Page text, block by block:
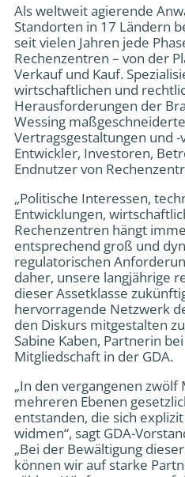
Als weltweit agierende
Standorten in 17 Ländern
seit vielen Jahren jede
Rechenzentren – von der
Verkauf und Kauf.
wirtschaftlichen und
Herausforderungen der
Wessing
Vertragsgestaltungen und
Entwickler, Investoren,
Endnutzer von
„Politische Interessen,
Entwicklungen,
Rechenzentren hängt
entsprechend groß und
regulatorischen
daher, unsere langjährige
dieser Assetklasse
hervorragende Netzwerk
den Diskurs mitgestalten
Sabine Kaben, Partnerin
Mitgliedschaft in der GDA.
„In den vergangenen zwölf
mehreren Ebenen
entstanden, die sich
widmen“, sagt GDA-
„Bei der Bewältigung
können wir auf starke